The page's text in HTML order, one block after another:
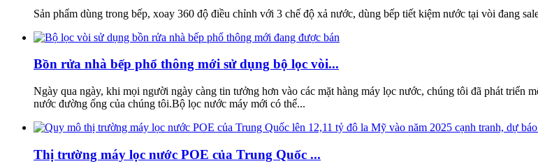
Sản phẩm dùng trong bếp, xoay 360 độ điều chỉnh với 3 chế độ xả nước, dùng bếp tiết kiệm nước tại vòi đang
Bồn rửa nhà bếp phổ thông mới sử dụng bộ lọc vòi...
Ngày qua ngày, khi mọi người ngày càng tin tưởng hơn vào các mặt hàng máy lọc nước, chúng tôi đã phát triển
nước đường ống của chúng tôi.Bộ lọc nước máy mới có thể...
Thị trường máy lọc nước POE của Trung Quốc ...